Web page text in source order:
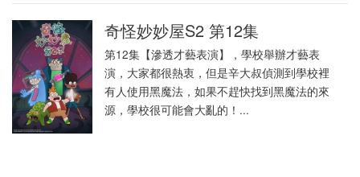
奇怪妙妙屋S2 第12集
第12集【滲透才藝表演】，學校舉辦才藝表
演，大家都很熱衷，但是辛大叔偵測到學校裡
有人使用黑魔法，如果不趕快找到黑魔法的來
源，學校很可能會大亂的！...